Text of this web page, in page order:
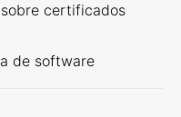
certificados
de software